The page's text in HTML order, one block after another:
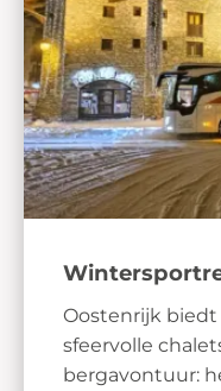
Oostenrijk
sfeervolle
bergavontuur: